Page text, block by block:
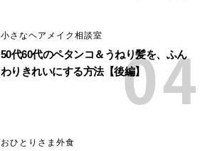
小さなヘアメイク相談室
50代60代のペタンコ＆うねり髪を、ふん
わりきれいにする方法【後編】
おひとりさま外食